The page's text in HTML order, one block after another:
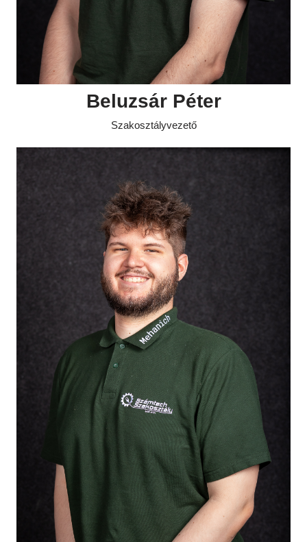
Beluzsár Péter
Szakosztályvezető